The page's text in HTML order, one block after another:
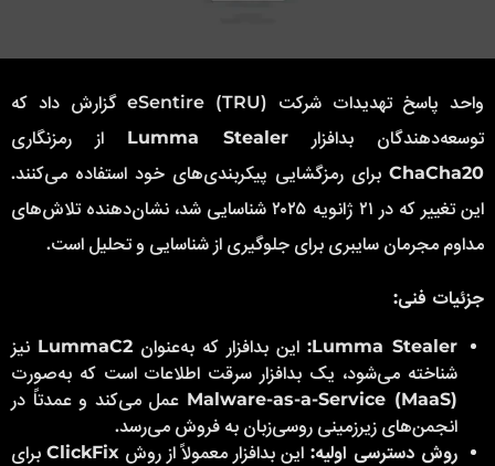
واحد پاسخ تهدیدات شرکت eSentire (TRU) گزارش داد که
توسعه‌دهندگان بدافزار Lumma Stealer از رمزنگاری
ChaCha20 برای رمزگشایی پیکربندی‌های خود استفاده می‌کنند.
این تغییر که در ۲۱ ژانویه ۲۰۲۵ شناسایی شد، نشان‌دهنده تلاش‌های
مداوم مجرمان سایبری برای جلوگیری از شناسایی و تحلیل است.
جزئیات فنی:
Lumma Stealer: این بدافزار که به‌عنوانLummaC2 نیز
شناخته می‌شود، یک بدافزار سرقت اطلاعات است که به‌صورت
Malware-as-a-Service (MaaS) عمل می‌کند و عمدتاً در
انجمن‌های زیرزمینی روسی‌زبان به فروش می‌رسد.
روش دسترسی اولیه: این بدافزار معمولاً از روش ClickFixبرای